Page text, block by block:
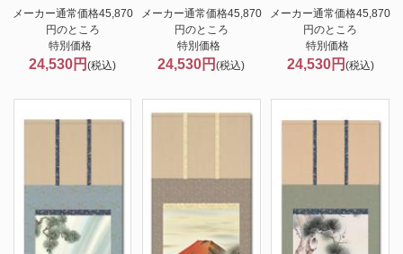
メーカー通常価格45,870
円のところ
特別価格
24,530円(税込)
メーカー通常価格45,870
円のところ
特別価格
24,530円(税込)
メーカー通常価格45,870
円のところ
特別価格
24,530円 (税込)